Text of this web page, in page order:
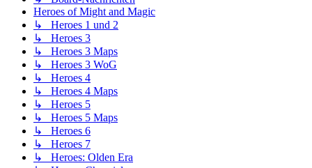
Heroes of Might and Magic
↳ Heroes 1 und 2
↳ Heroes 3
↳ Heroes 3 Maps
↳ Heroes 3 WoG
↳ Heroes 4
↳ Heroes 4 Maps
↳ Heroes 5
↳ Heroes 5 Maps
↳ Heroes 6
↳ Heroes 7
↳ Heroes: Olden Era